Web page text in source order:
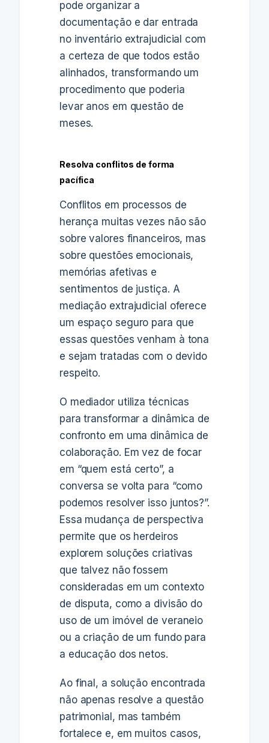
pode organizar a
documentação e dar entrada
no inventário extrajudicial com
a certeza de que todos estão
alinhados, transformando um
procedimento que poderia
levar anos em questão de
meses.
Resolva conflitos de forma
pacífica
Conflitos em processos de
herança muitas vezes não são
sobre valores financeiros, mas
sobre questões emocionais,
memórias afetivas e
sentimentos de justiça. A
mediação extrajudicial oferece
um espaço seguro para que
essas questões venham à tona
e sejam tratadas com o devido
respeito.
O mediador utiliza técnicas
para transformar a dinâmica de
confronto em uma dinâmica de
colaboração. Em vez de focar
em “quem está certo”, a
conversa se volta para “como
podemos resolver isso juntos?”.
Essa mudança de perspectiva
permite que os herdeiros
explorem soluções criativas
que talvez não fossem
consideradas em um contexto
de disputa, como a divisão do
uso de um imóvel de veraneio
ou a criação de um fundo para
a educação dos netos.
Ao final, a solução encontrada
não apenas resolve a questão
patrimonial, mas também
fortalece e, em muitos casos,